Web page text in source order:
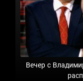
Вечер с